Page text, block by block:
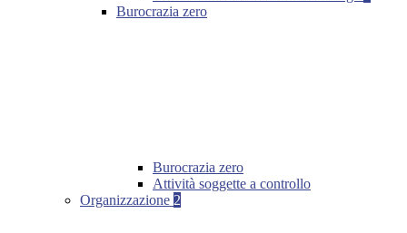
Burocrazia zero
Burocrazia zero
Attività soggette a controllo
Organizzazione 2